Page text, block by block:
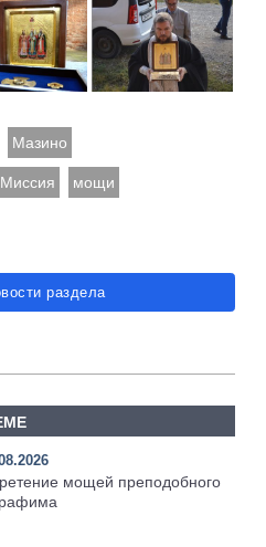
Мазино
Миссия мощи
раздела
мощей преподобного